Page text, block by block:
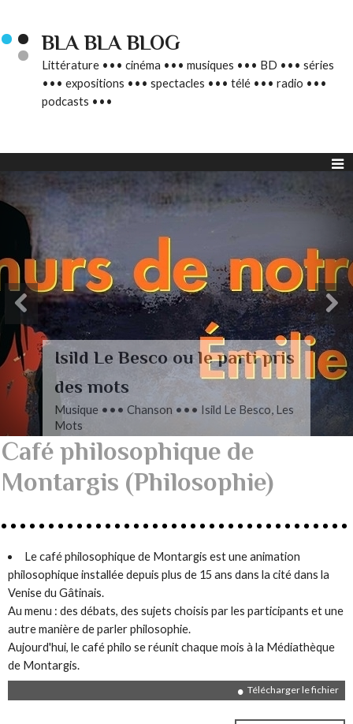
BLA BLA BLOG
Littérature ••• cinéma ••• musiques ••• BD ••• séries
••• expositions ••• spectacles ••• télé ••• radio •••
podcasts •••
L’autre Mendelssohn
Musique ••• Classique ••• Fanny
Mendelssohn, Das Jahr
Café philosophique de
Montargis (Philosophie)
Le café philosophique de Montargis est une animation
philosophique installée depuis plus de 15 ans dans la cité dans la
Venise du Gâtinais.
Au menu : des débats, des sujets choisis par les participants et une
autre manière de parler philosophie.
Aujourd'hui, le café philo se réunit chaque mois à la Médiathèque
de Montargis.
Télécharger le fichier